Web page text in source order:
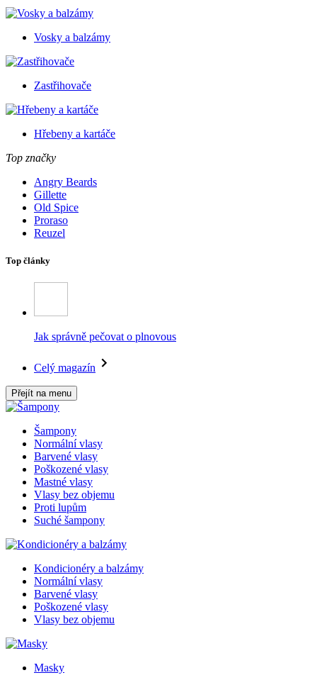
Vosky a balzámy
Zastřihovače
Hřebeny a kartáče
Top značky
Angry Beards
Gillette
Old Spice
Proraso
Reuzel
Top články
Jak správně pečovat o plnovous
Celý magazín
Přejít na menu
Šampony
Normální vlasy
Barvené vlasy
Poškozené vlasy
Mastné vlasy
Vlasy bez objemu
Proti lupům
Suché šampony
Kondicionéry a balzámy
Normální vlasy
Barvené vlasy
Poškozené vlasy
Vlasy bez objemu
Masky